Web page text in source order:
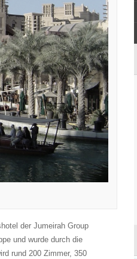
der Jumeirah Group
und wurde durch die
rund 200 Zimmer, 350